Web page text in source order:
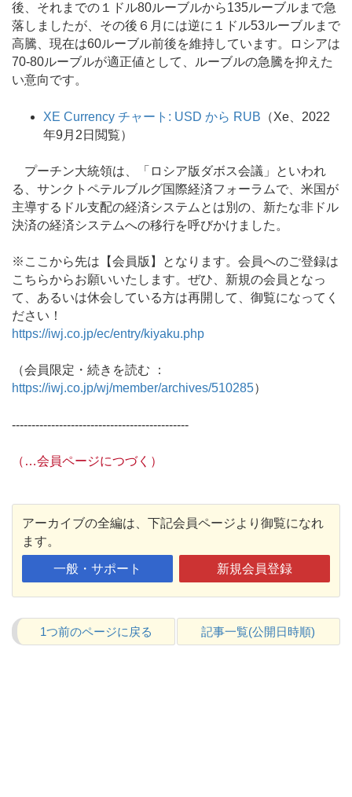
後、それまでの１ドル80ルーブルから135ルーブルまで急
落しましたが、その後６月には逆に１ドル53ルーブルまで
高騰、現在は60ルーブル前後を維持しています。ロシアは
70-80ルーブルが適正値として、ルーブルの急騰を抑えた
い意向です。
XE Currency チャート: USD から RUB （Xe、2022
年9月2日閲覧）
プーチン大統領は、「ロシア版ダボス会議」といわれ
る、サンクトペテルブルグ国際経済フォーラムで、米国が
主導するドル支配の経済システムとは別の、新たな非ドル
決済の経済システムへの移行を呼びかけました。
※ここから先は【会員版】となります。会員へのご登録は
こちらからお願いいたします。ぜひ、新規の会員となっ
て、あるいは休会している方は再開して、御覧になってく
ださい！
https://iwj.co.jp/ec/entry/kiyaku.php
（会員限定・続きを読む ：
https://iwj.co.jp/wj/member/archives/510285）
---------------------------------------------
（…会員ページにつづく）
アーカイブの全編は、下記会員ページより御覧になれ
ます。
一般・サポート 新規会員登録
1つ前のページに戻る 記事一覧(公開日時順)